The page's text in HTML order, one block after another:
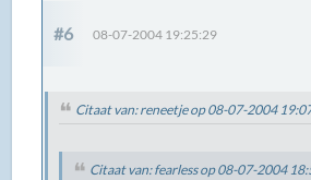
#6 08-07-2004 19:25:29
Citaat van: reneetje op 08-07-2004
Citaat van: fearless op 08-07-2004